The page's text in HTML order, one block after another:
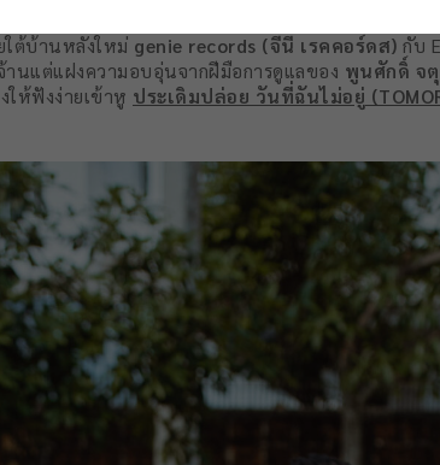
ใต้บ้านหลังใหม่ genie records (จีนี่ เรคคอร์ดส) กับ
านแต่แฝงความอบอุ่นจากฝีมือการดูแลของ พูนศักดิ์ จ
ให้ฟังง่ายเข้าหู ประเดิมปล่อย วันที่ฉันไม่อยู่ (